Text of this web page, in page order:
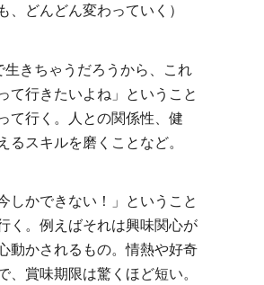
、どんどん変わっていく）
生きちゃうだろうから、これ
て行きたいよね」ということ
て行く。人との関係性、健
るスキルを磨くことなど。
しかできない！」ということ
く。例えばそれは興味関心が
動かされるもの。情熱や好奇
、賞味期限は驚くほど短い。